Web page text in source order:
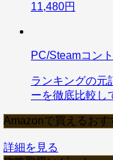
11,480円
PC/Steamコン
ランキングの元
ーを徹底比較し
Amazonで買えるお
詳細を見る